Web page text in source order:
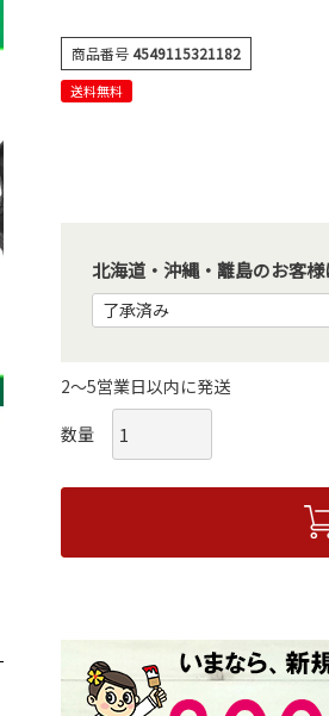
商品番号4549115321182
送料無料
北海道・沖縄・離島のお客
2～5営業日以内に発送